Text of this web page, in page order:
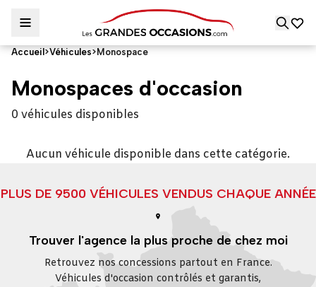
Accueil >Véhicules> Monospace
Monospaces d'occasion
0 véhicules disponibles
Aucun véhicule disponible dans cette catégorie.
PLUS DE 9500 VÉHICULES VENDUS CHAQUE ANNÉE
Trouver l'agence la plus proche de chez moi
Retrouvez nos concessions partout en France.
Véhicules d'occasion contrôlés et garantis,